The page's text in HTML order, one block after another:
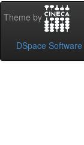
Theme by
DSpace Software